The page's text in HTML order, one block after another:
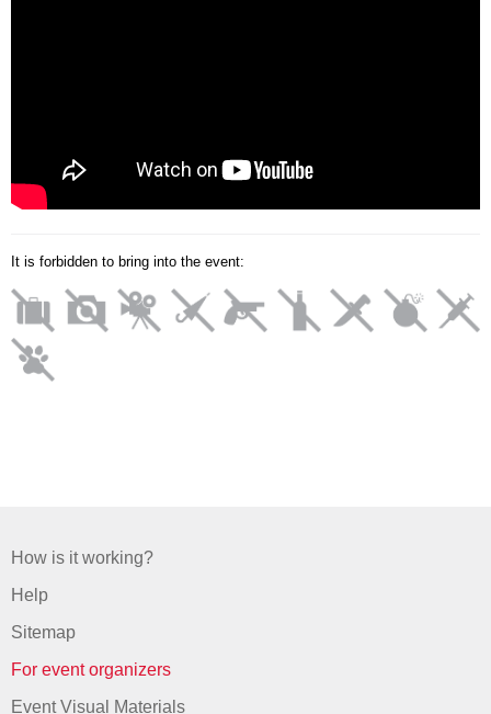
It is forbidden to bring into the event:
How is it working?
Help
Sitemap
For event organizers
Event Visual Materials